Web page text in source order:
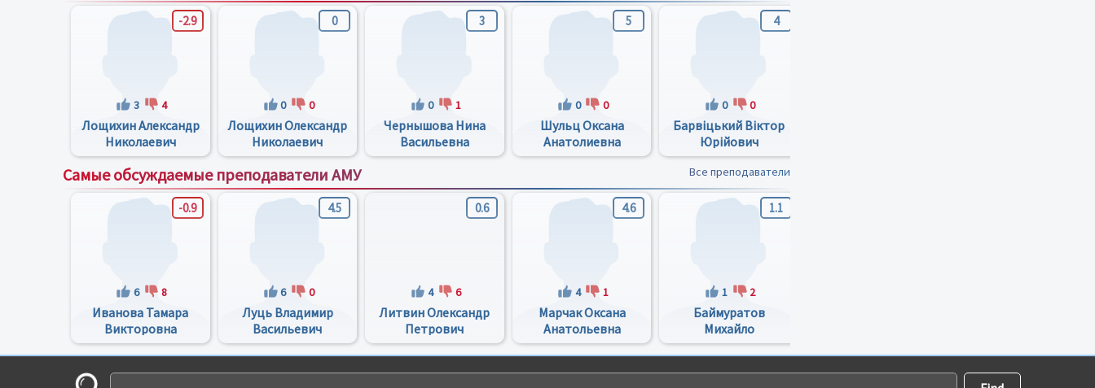
-2.9
3 4
Лощихин Александр
Николаевич
0
0 0
Лощихин Олександр
Николаевич
3
0 1
Чернышова Нина
Васильевна
5
0 0
Шульц Оксана
Анатолиевна
4
0 0
Барвіцький Віктор
Юрійович
Самые обсуждаемые преподаватели АМУ Все преподаватели
-0.9
6 8
Иванова Тамара
Викторовна
4.5
6 0
Луць Владимир
Васильевич
0.6
4 6
Литвин Олександр
Петрович
4.6
4 1
Марчак Оксана
Анатольевна
1.1
1 2
Баймуратов
Михайло
Олександрович